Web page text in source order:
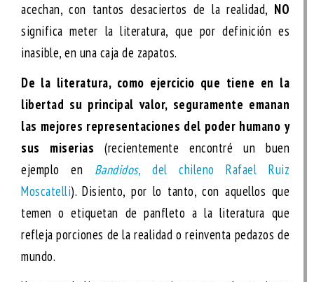
acechan, con tantos desaciertos de la realidad, NO
significa meter la literatura, que por definición es
inasible, en una caja de zapatos.
De la literatura, como ejercicio que tiene en la
libertad su principal valor, seguramente emanan
las mejores representaciones del poder humano y
sus miserias (recientemente encontré un buen
ejemplo en Bandidos, del chileno Rafael Ruiz
Moscatelli). Disiento, por lo tanto, con aquellos que
temen o etiquetan de panfleto a la literatura que
refleja porciones de la realidad o reinventa pedazos de
mundo.